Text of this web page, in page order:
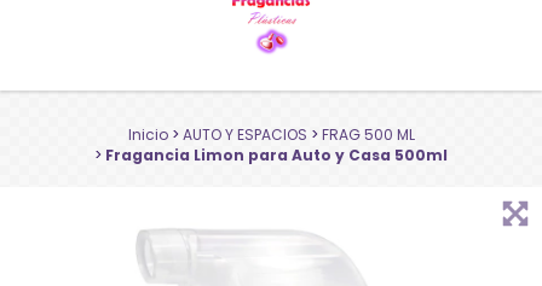
Inicio > AUTO Y ESPACIOS > FRAG 500 ML
> Fragancia Limon para Auto y Casa 500ml